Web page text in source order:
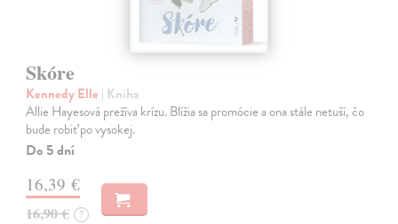
Skóre
Kennedy Elle | Kniha
Allie Hayesová prežíva krízu. Blížia sa promócie a ona stále netuší, čo
bude robiť po vysokej.
Do 5 dní
16,39 €
16,90 € ?